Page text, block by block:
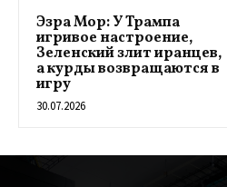
Эзра Мор: У Трампа
игривое настроение,
Зеленский злит иранцев,
а курды возвращаются в
игру
30.07.2026